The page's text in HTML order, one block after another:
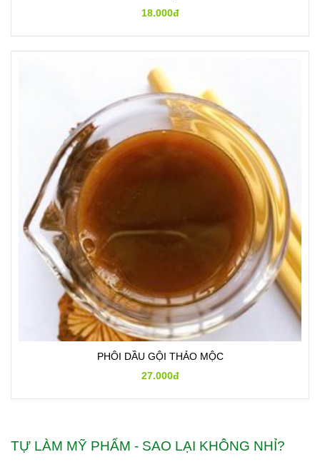
18.000đ
PHÔI DẦU GỘI THẢO MỘC
27.000đ
TỰ LÀM MỸ PHẨM - SAO LẠI KHÔNG NHỈ?